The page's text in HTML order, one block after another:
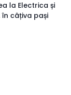
la Electrica și
câțiva pași